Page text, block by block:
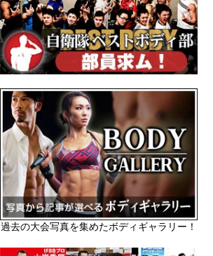
過去の大会写真を集めたボディギャラリー！